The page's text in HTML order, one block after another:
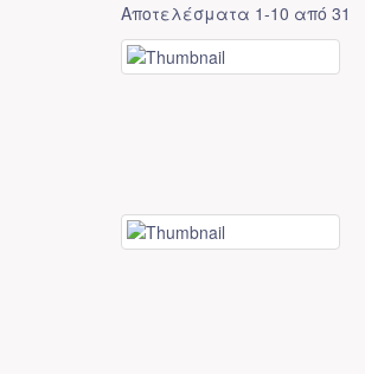
Αποτελέσματα 1-10 από 31